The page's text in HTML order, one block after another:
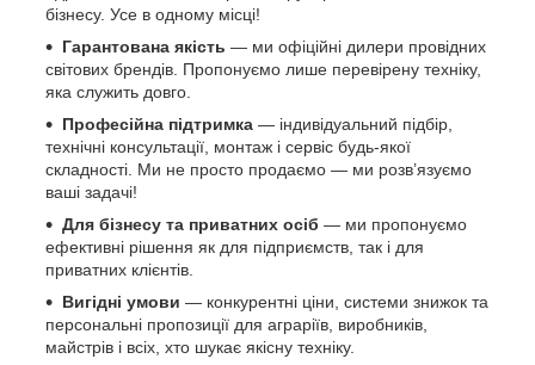
бізнесу. Усе в одному місці!
Гарантована якість — ми офіційні дилери провідних
світових брендів. Пропонуємо лише перевірену техніку,
яка служить довго.
Професійна підтримка — індивідуальний підбір,
технічні консультації, монтаж і сервіс будь-якої
складності. Ми не просто продаємо — ми розв’язуємо
ваші задачі!
Для бізнесу та приватних осіб — ми пропонуємо
ефективні рішення як для підприємств, так і для
приватних клієнтів.
Вигідні умови — конкурентні ціни, системи знижок та
персональні пропозиції для аграріїв, виробників,
майстрів і всіх, хто шукає якісну техніку.